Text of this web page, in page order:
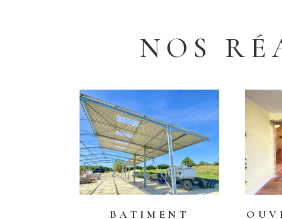
NOS
BATIMENT